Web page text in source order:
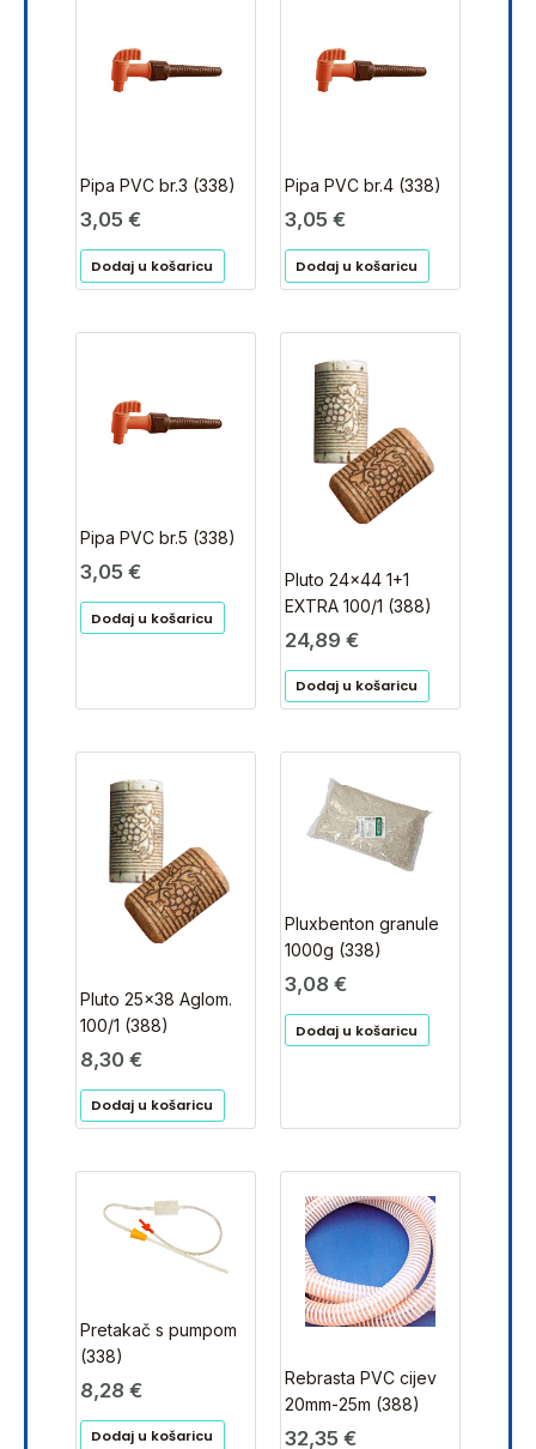
Pipa PVC br.3 (338)
3,05 €
Dodaj u košaricu
Pipa PVC br.4 (338)
3,05 €
Dodaj u košaricu
Pipa PVC br.5 (338)
3,05 €
Dodaj u košaricu
Pluto 24×44 1+1
EXTRA 100/1 (388)
24,89 €
Dodaj u košaricu
Pluto 25×38 Aglom.
100/1 (388)
8,30 €
Dodaj u košaricu
Pluxbenton granule
1000g (338)
3,08 €
Dodaj u košaricu
Pretakač s pumpom
(338)
8,28 €
Dodaj u košaricu
Rebrasta PVC cijev
20mm-25m (388)
32,35 €